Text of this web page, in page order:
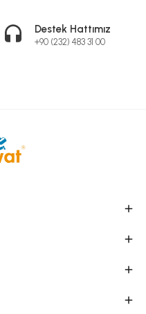
Destek Hattımız
+90 (232) 483 31 00